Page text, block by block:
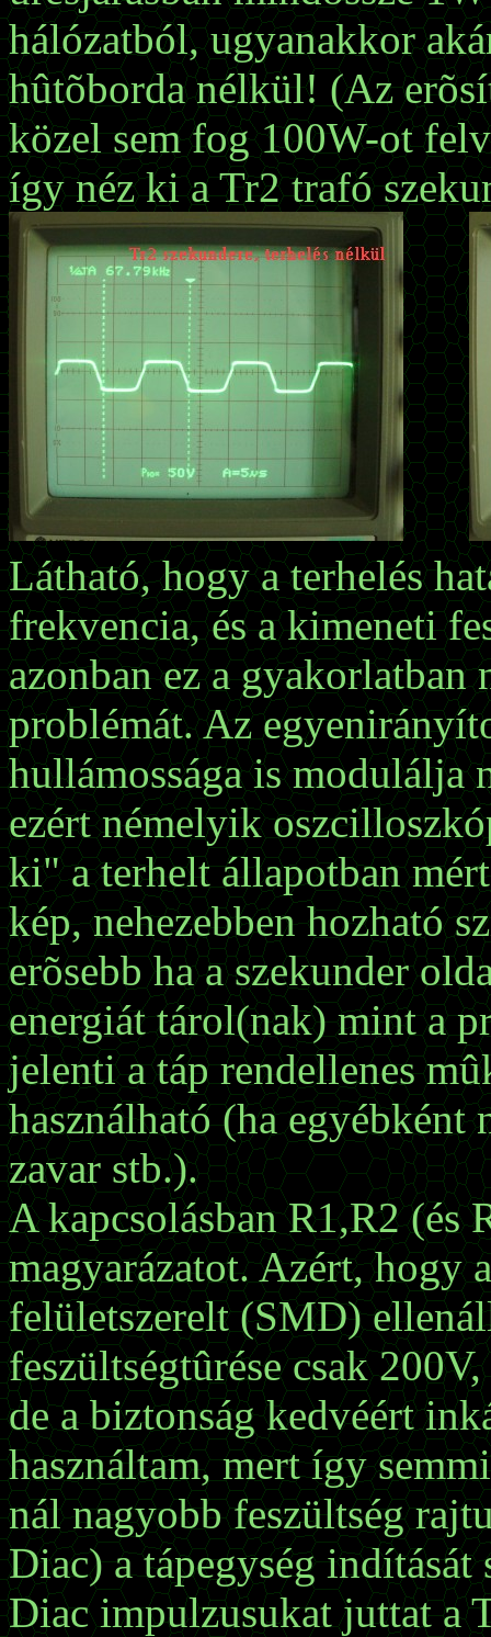
hálózatból, ugyanakkor
hûtõborda nélkül! (Az
közel sem fog 100W-ot
így néz ki a Tr2 trafó
Látható, hogy a terhelés
frekvencia, és a kimeneti
azonban ez a
problémát. Az
hullámossága is modulálja
ezért némelyik
ki" a terhelt állapotban
kép, nehezebben hozható
erõsebb ha a szekunder
energiát tárol(nak) mint a
jelenti a táp rendellenes
használható (ha egyébként
zavar stb.).
A kapcsolásban R1,R2 (és
magyarázatot. Azért, hogy
felületszerelt (SMD)
feszültségtûrése csak
de a biztonság kedvéért
használtam, mert így
nál nagyobb feszültség
Diac) a tápegység
Diac impulzusukat juttat a